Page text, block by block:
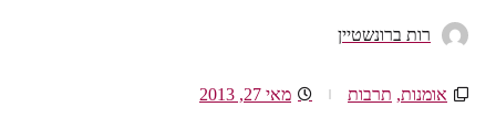
רות ברונשטיין
אומנות, תרבות מאי 27, 2013